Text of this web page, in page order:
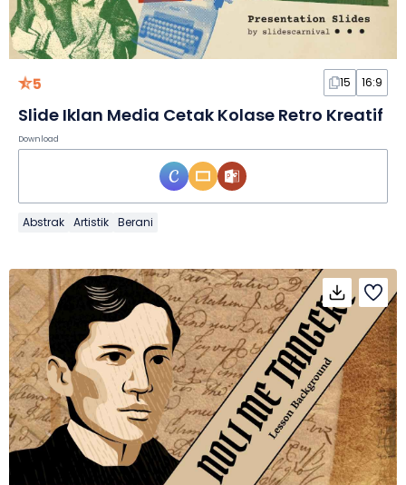
5 15 16:9
Slide Iklan Media Cetak Kolase Retro Kreatif
Download
Abstrak Artistik Berani